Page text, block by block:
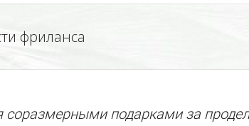
фриланса
соразмерными подарками за